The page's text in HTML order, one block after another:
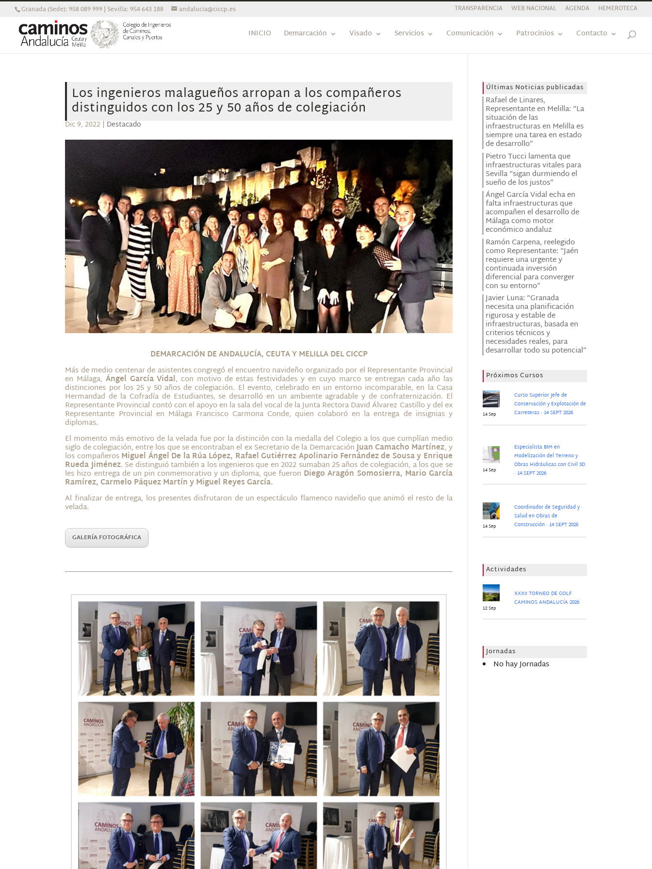
Granada (Sede): 958 089 999 | Sevilla: 954 643 188 andalucia@ciccp.es TRANSPARENCIA WEB NACIONAL AGENDA HEMEROTECA
INICIO Demarcación Visado Servicios Comunicación Patrocinios Contacto
Los ingenieros malagueños arropan a los compañeros
distinguidos con los 25 y 50 años de colegiación
Dic 9, 2022 | Destacado
DEMARCACIÓN DE ANDALUCÍA, CEUTA Y MELILLA DEL CICCP
Más de medio centenar de asistentes congregó el encuentro navideño organizado por el Representante Provincial
en Málaga, Ángel García Vidal, con motivo de estas festividades y en cuyo marco se entregan cada año las
distinciones por los 25 y 50 años de colegiación. El evento, celebrado en un entorno incomparable, en la Casa
Hermandad de la Cofradía de Estudiantes, se desarrolló en un ambiente agradable y de confraternización. El
Representante Provincial contó con el apoyo en la sala del vocal de la Junta Rectora David Álvarez Castillo y del ex
Representante Provincial en Málaga Francisco Carmona Conde, quien colaboró en la entrega de insignias y
diplomas.
El momento más emotivo de la velada fue por la distinción con la medalla del Colegio a los que cumplían medio
siglo de colegiación, entre los que se encontraban el ex Secretario de la DemarcaciónJuan Camacho Martínez, y
los compañerosMiguel Ángel De la Rúa López, Rafael Gutiérrez Apolinario Fernández de Sousa y Enrique
Rueda Jiménez. Se distinguió también a los ingenieros que en 2022 sumaban 25 años de colegiación, a los que se
les hizo entrega de un pin conmemorativo y un diploma, que fueron Diego Aragón Somosierra, Mario García
Ramírez, Carmelo Páquez Martín y Miguel Reyes García.
Al finalizar de entrega, los presentes disfrutaron de un espectáculo flamenco navideño que animó el resto de la
velada.
GALERÍA FOTOGRÁFICA
Últimas Noticias publicadas
Rafael de Linares,
Representante en Melilla: “La
situación de las
infraestructuras en Melilla es
siempre una tarea en estado
de desarrollo”
Pietro Tucci lamenta que
infraestructuras vitales para
Sevilla “sigan durmiendo el
sueño de los justos”
Ángel García Vidal echa en
falta infraestructuras que
acompañen el desarrollo de
Málaga como motor
económico andaluz
Ramón Carpena, reelegido
como Representante: “Jaén
requiere una urgente y
continuada inversión
diferencial para converger
con su entorno”
Javier Luna: “Granada
necesita una planificación
rigurosa y estable de
infraestructuras, basada en
criterios técnicos y
necesidades reales, para
desarrollar todo su potencial”
Próximos Cursos
14 Sep
Curso Superior Jefe de
Conservación y Explotación de
Carreteras · 14 SEPT 2026
14 Sep
Especialista BIM en
Modelización del Terreno y
Obras Hidráulicas con Civil 3D
· 14 SEPT 2026
14 Sep
Coordinador de Seguridad y
Salud en Obras de
Construcción · 14 SEPT 2026
Actividades
12 Sep
XXXII TORNEO DE GOLF
CAMINOS ANDALUCÍA 2026
Jornadas
No hay Jornadas